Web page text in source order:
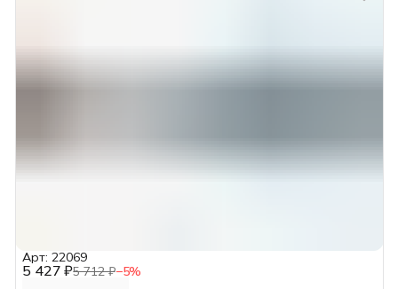
5 427 ₽5 712 ₽−5%
Арт: 22069